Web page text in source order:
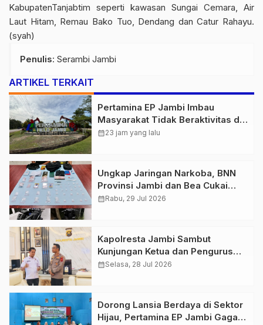
KabupatenTanjabtim seperti kawasan Sungai Cemara, Air
Laut Hitam, Remau Bako Tuo, Dendang dan Catur Rahayu.
(syah)
Penulis: Serambi Jambi
ARTIKEL TERKAIT
Pertamina EP Jambi Imbau
Masyarakat Tidak Beraktivitas di
Atas Jalur Pipa Migas Demi
calendar_month23 jam yang lalu
Ungkap Jaringan Narkoba, BNN
Provinsi Jambi dan Bea Cukai
Amankan Sembilan Pelaku
calendar_monthRabu, 29 Jul 2026
Kapolresta Jambi Sambut
Kunjungan Ketua dan Pengurus
PWI Kota Jambi Perkuat Sinergi
calendar_monthSelasa, 28 Jul 2026
Dorong Lansia Berdaya di Sektor
Hijau, Pertamina EP Jambi Gagas